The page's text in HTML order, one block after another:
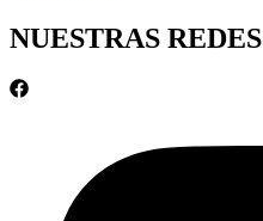
NUESTRAS REDES